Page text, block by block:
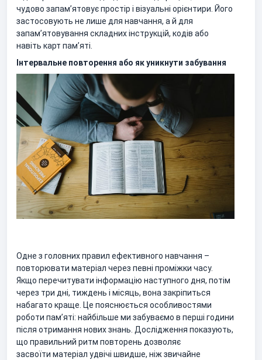
чудово запам’ятовує простір і візуальні орієнтири. Його
застосовують не лише для навчання, а й для
запам’ятовування складних інструкцій, кодів або
навіть карт пам’яті.
Інтервальне повторення або як уникнути забування
Одне з головних правил ефективного навчання –
повторювати матеріал через певні проміжки часу.
Якщо перечитувати інформацію наступного дня, потім
через три дні, тиждень і місяць, вона закріпиться
набагато краще. Це пояснюється особливостями
роботи пам’яті: найбільше ми забуваємо в перші години
після отримання нових знань. Дослідження показують,
що правильний ритм повторень дозволяє
засвоїти матеріал удвічі швидше, ніж звичайне